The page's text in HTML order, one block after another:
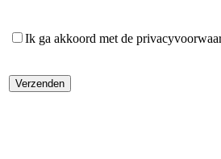
Ik ga akkoord met de